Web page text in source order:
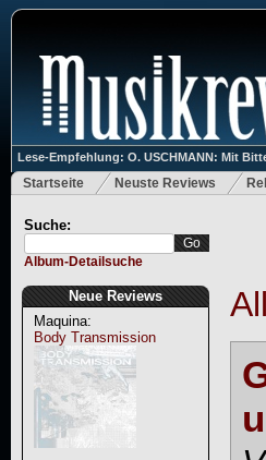
Lese-Empfehlung: O. USCHMANN: Mit
Startseite Neuste Reviews
Suche:
Album-Detailsuche
Neue Reviews
Maquina:
Body Transmission